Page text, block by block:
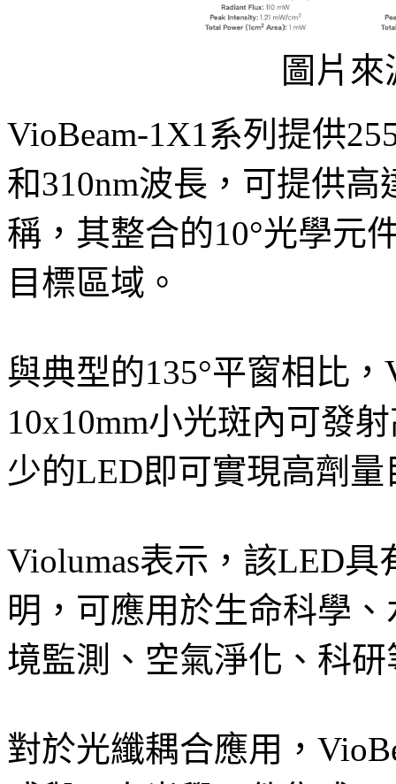
圖片來
VioBeam-1X1系列提供
和310nm波長，可提供
稱，其整合的10°光學元
目標區域。
與典型的135°平窗相比
10x10mm小光斑內可發
少的LED即可實現高劑量
Violumas表示，該LED
明，可應用於生命科學
境監測、空氣淨化、科
對於光纖耦合應用，